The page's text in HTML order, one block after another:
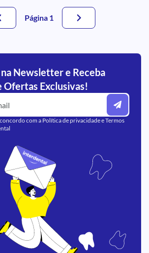
Página 1
Newsletter e Receba
Ofertas Exclusivas!
com a Política de privacidadeeTermos